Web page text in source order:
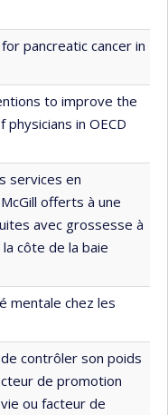
pancreatic cancer in
to improve the
in OECD
services en
offerts à une
avec grossesse à
côte de la baie
mentale chez les
contrôler son poids
de promotion
ou facteur de